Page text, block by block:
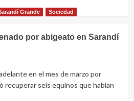
Grande Sociedad
por abigeato en Sarandí
en el mes de marzo por
recuperar seis equinos que habían